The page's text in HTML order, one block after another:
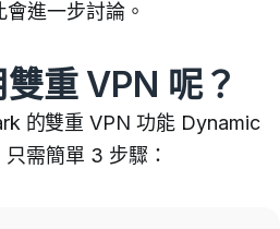
進一步討論。
重 VPN 呢？
的雙重 VPN 功能 Dynamic
需簡單 3 步驟 ：